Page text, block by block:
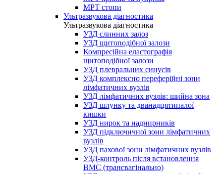
МРТ стопи
Ультразвукова діагностика
Ультразвукова діагностика
УЗД слинних залоз
УЗД щитоподібної залози
Компресійна еластографія
щитоподібної залози
УЗД плевральних синусів
УЗД комплексно переферійні зони
лімфатичних вузлів
УЗД лімфатичних вузлів: шийна зона
УЗД шлунку та дванадцятипалої
кишки
УЗД нирок та наднирників
УЗД підключичної зони лімфатичних
вузлів
УЗД пахової зони лімфатичних вузлів
УЗД-контроль після встановлення
ВМС (трансвагінально)